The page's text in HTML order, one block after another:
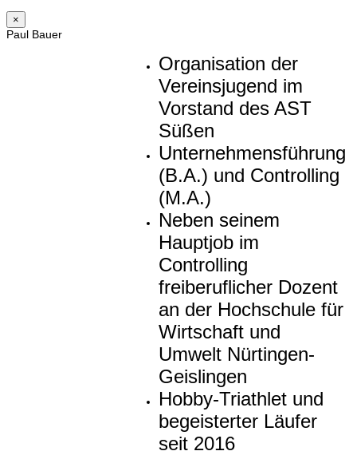
×
Paul Bauer
Organisation der
Vereinsjugend im
Vorstand des AST
Süßen
Unternehmensführung
(B.A.) und Controlling
(M.A.)
Neben seinem
Hauptjob im
Controlling
freiberuflicher Dozent
an der Hochschule für
Wirtschaft und
Umwelt Nürtingen-
Geislingen
Hobby-Triathlet und
begeisterter Läufer
seit 2016